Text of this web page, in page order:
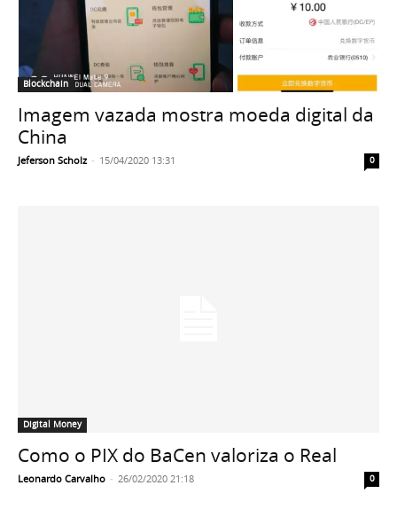
Blockchain
Imagem vazada mostra moeda digital da
China
Jeferson Scholz - 15/04/2020 13:31 0
Digital Money
Como o PIX do BaCen valoriza o Real
Leonardo Carvalho - 26/02/2020 21:18 0